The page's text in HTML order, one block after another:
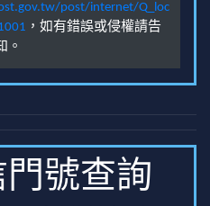
post/internet/Q_loc
，如有錯誤或侵權請告
。
號查詢